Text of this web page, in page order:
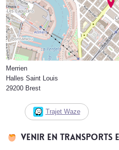
Merrien
Halles Saint Louis
29200 Brest
Trajet Waze
Venir en transports